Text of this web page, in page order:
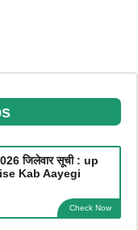
जिलेवार सूची : up
Kab Aayegi
Check Now